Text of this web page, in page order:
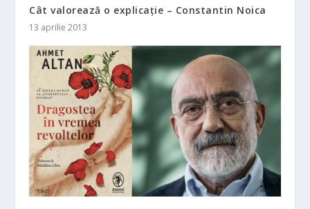
Cât valorează o explicație – Constantin Noica
13 aprilie 2013